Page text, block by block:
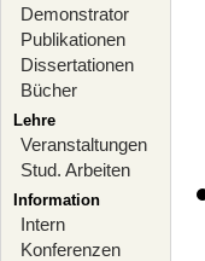
Demonstrator
Publikationen
Dissertationen
Bücher
Lehre
Veranstaltungen
Stud. Arbeiten
Information
Intern
Konferenzen